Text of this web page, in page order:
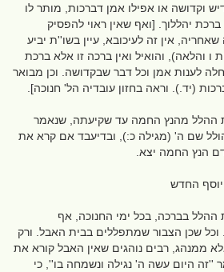
וקדושה או אפילו אמן דברכות, מותר לו
יהללוך. [ואף שאין ראוי להפסיק
אין זה לעיכובא, עיין בשו''ת יביע
והלאה), והואיל ואין ברכה זו אלא ברכת
לענות אמן וכל דבר שבקדושה. וכן מבואר
(יד.). וראה בחזון עובדיה הל' חנוכה].
ההלל מהנץ החמה עד שקיעתה, שנאמר
שם ה' (מגילה כ:), ובדיעבד אם קרא את
הנץ החמה יצא.
יוסף החדש
ההלל בברכה, בכל ימי החנוכה, אף
שכן הצבור שמתפללים בבית האבל. ורק
ממנהג, רבים נוהגים שאין האבל קורא את
''זה היום עשה ה' נגילה ונשמחה בו'', כי